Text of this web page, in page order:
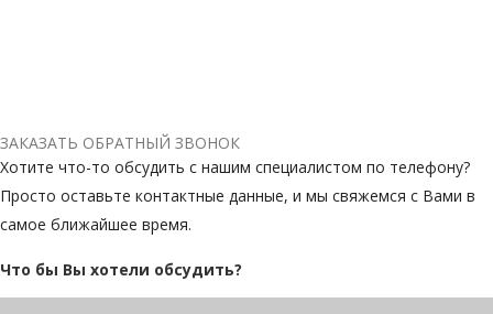
ЗАКАЗАТЬ ОБРАТНЫЙ ЗВОНОК
Хотите что-то обсудить с нашим специалистом по телефону?
Просто оставьте контактные данные, и мы свяжемся с Вами в
самое ближайшее время.
Что бы Вы хотели обсудить?